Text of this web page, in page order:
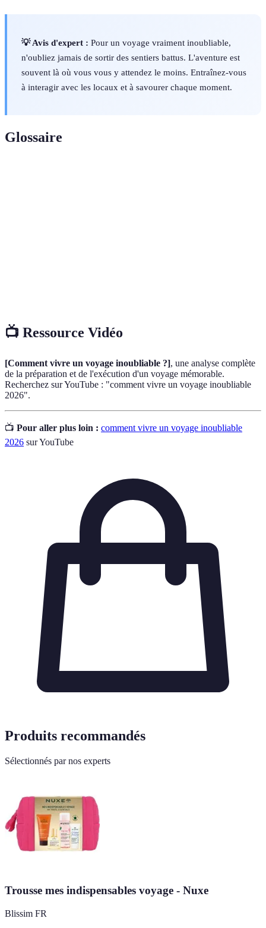
💡 Avis d'expert : Pour un voyage vraiment inoubliable,
n'oubliez jamais de sortir des sentiers battus. L'aventure est
souvent là où vous vous y attendez le moins. Entraînez-vous
à interagir avec les locaux et à savourer chaque moment.
Glossaire
📺 Ressource Vidéo
[Comment vivre un voyage inoubliable ?], une analyse complète
de la préparation et de l'exécution d'un voyage mémorable.
Recherchez sur YouTube : "comment vivre un voyage inoubliable
2026".
📺 Pour aller plus loin : comment vivre un voyage inoubliable
2026 sur YouTube
Produits recommandés
Sélectionnés par nos experts
Trousse mes indispensables voyage - Nuxe
Blissim FR